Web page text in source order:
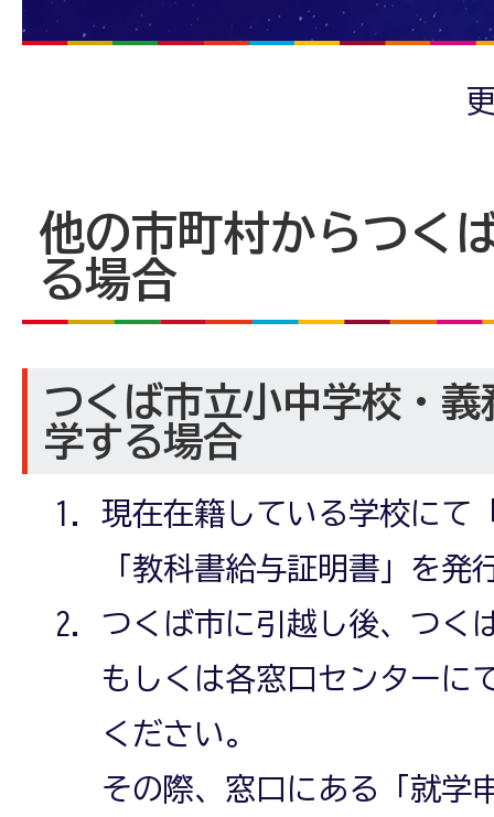
他の市町村からつく
る場合
つくば市立小中学校・
学する場合
現在在籍している学校にて
「教科書給与証明書」を発
つくば市に引越し後、つく
もしくは各窓口センターに
ください。
その際、窓口にある「就学